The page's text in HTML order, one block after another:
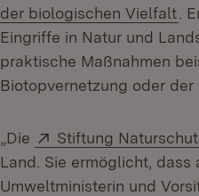
der biologischen Vielfalt .
Eingriffe in Natur und
praktische Maßnahmen
Biotopvernetzung oder
„Die Extern:
Stiftung
Land. Sie ermöglicht,
Umweltministerin und